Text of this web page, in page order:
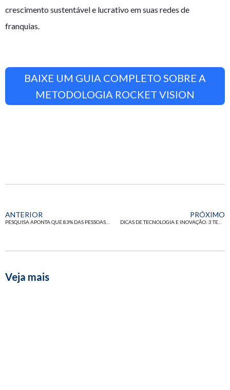
crescimento sustentável e lucrativo em suas redes de
franquias.
BAIXE UM GUIA COMPLETO SOBRE A
METODOLOGIA ROCKET VISION
ANTERIOR PRÓXIMO
Veja mais